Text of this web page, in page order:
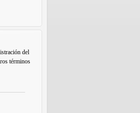
del
términos